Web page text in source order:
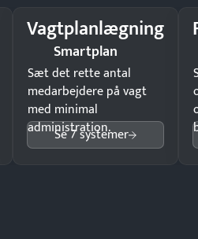
Vagtplanlægning
Smartplan
Sæt det rette antal
medarbejdere på vagt
med minimal
administration.
Se 7 systemer